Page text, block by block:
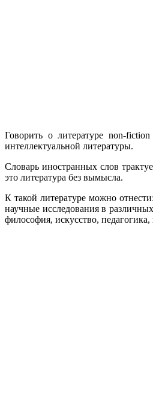
Говорить о литературе non-
интеллектуальной литературы.
Словарь иностранных слов
это литература без вымысла.
К такой литературе можно
научные исследования в
философия, искусство,